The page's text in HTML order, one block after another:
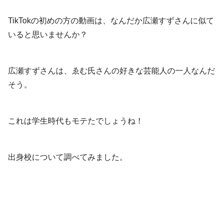
TikTokの初めの方の動画は、なんだか広瀬すずさんに似て
いると思いませんか？
広瀬すずさんは、ゑむ氏さんの好きな芸能人の一人なんだ
そう。
これは学生時代もモテたでしょうね！
出身校について調べてみました。